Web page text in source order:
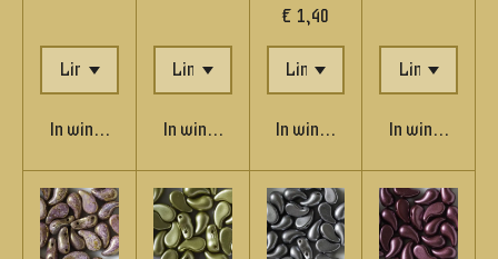
In winkelwagenIn winkelwagen
€ 1,40
In winkelwagenIn